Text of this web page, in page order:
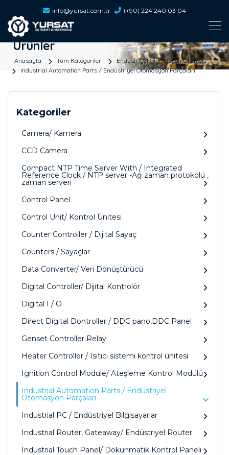
info@yursat.com.tr (+90) 224 240 03 04
Ürünler
Anasayfa Tüm Kategoriler
Endüstriyel Otomasyon Ürünleri
Industrial Automation Parts / Endüstriyel Otomasyon Parçaları
Kategoriler
Camera/ Kamera
CCD Camera
Compact NTP Time Server With / Integrated
Reference Clock / NTP server -Ağ zaman protokölü ,
zaman serveri
Control Panel
Control Unit/ Kontrol Ünitesi
Counter Controller / Dijital Sayaç
Counters / Sayaçlar
Data Converter/ Veri Dönüştürücü
Digital Controller/ Dijital Kontrolör
Digital I / O
Direct Digital Dontroller / DDC pano,DDC Panel
Genset Controller Relay
Heater Controller / Isıtıcı sistemi kontrol ünitesi
Ignition Control Module/ Ateşleme Kontrol Modülü
Industrial Automation Parts / Endüstriyel
Otomasyon Parçaları
Industrial PC / Endüstriyel Bilgisayarlar
Industrial Router, Gateaway/ Endüstriyel Router
Industrial Touch Panel/ Dokunmatik Kontrol Paneli